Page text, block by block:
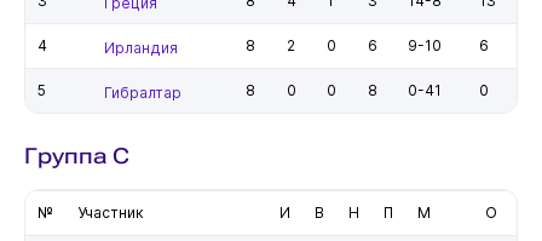
4 Ирландия 8 2 0 6 9-10 6
5 Гибралтар 8 0 0 8 0-41 0
Группа C
№ Участник И В Н П М О